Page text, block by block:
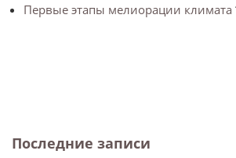
Первые этапы мелиорации климата
Последние записи